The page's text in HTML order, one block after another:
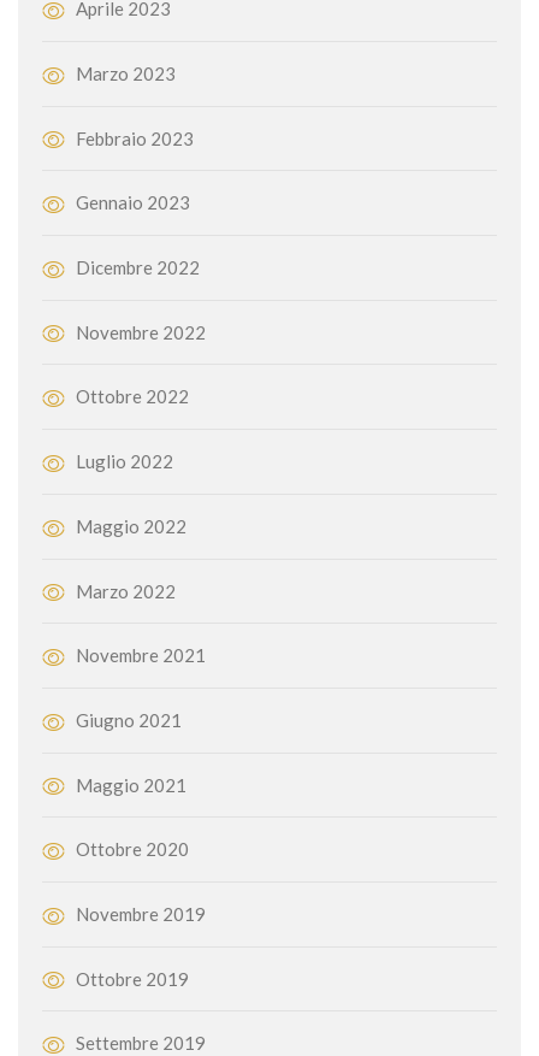
Aprile 2023
Marzo 2023
Febbraio 2023
Gennaio 2023
Dicembre 2022
Novembre 2022
Ottobre 2022
Luglio 2022
Maggio 2022
Marzo 2022
Novembre 2021
Giugno 2021
Maggio 2021
Ottobre 2020
Novembre 2019
Ottobre 2019
Settembre 2019